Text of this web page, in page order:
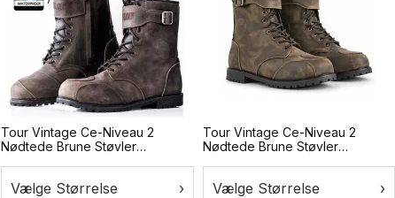
Tour Vintage Ce-Niveau 2
Nødtede Brune Støvler
Vælge Størrelse ›
Tour Vintage Ce-Niveau 2
Nødtede Brune Støvler
Vælge Størrelse ›